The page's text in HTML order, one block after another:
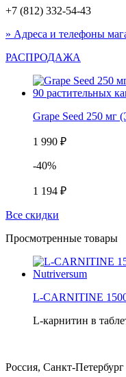
+7 (812) 332-54-43
» Адреса и телефоны
РАСПРОДАЖА
Grape Seed 250 мг
1 990 ₽
-40%
1 194 ₽
Все скидки
Просмотренные товары
L-CARNITINE
L-карнитин в
Россия, Санкт-Петербург